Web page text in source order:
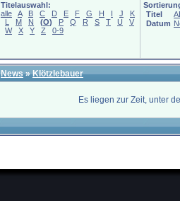
Titelauswahl:
alle
A B C D E F G H I J
K
L
M N (O) P Q R S T U
V
W
X Y Z 0-9
Titel
Datum
News»Klötzlebauer
Es liegen zur Zeit, unter